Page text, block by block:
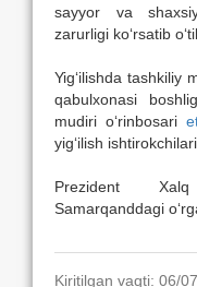
sayyor va
zarurligi ko‘rsatib
Yig‘ilishda tashkiliy
qabulxonasi
mudiri o‘rinbosari
yig‘ilish
Prezident
Samarqanddagi
Kiritilgan vaqti: 06/